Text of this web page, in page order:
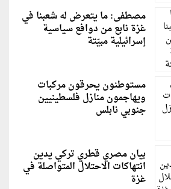
مصطفى: ما يتعرض له شعبنا في
غزة نابع من دوافع سياسية
إسرائيلية مبيّتة
مستوطنون يحرقون مركبات
ويهاجمون منازل فلسطينيين
جنوبي نابلس
بيان مصري قطري تركي يدين
انتهاكات الاحتلال المتواصلة في
غزة